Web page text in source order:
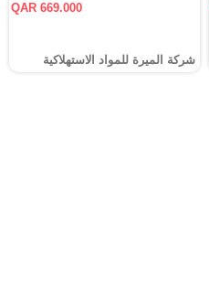
QAR 669.000
شركة الميرة للمواد الاستهلاكية